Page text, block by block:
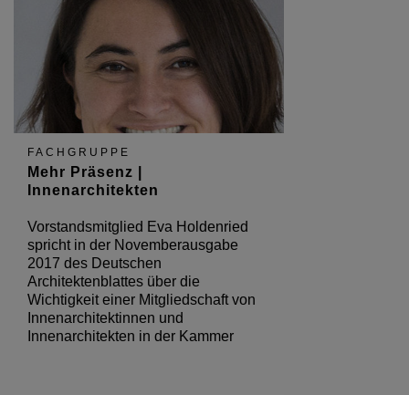
FACHGRUPPE
Mehr Präsenz |
Innenarchitekten
Vorstandsmitglied Eva Holdenried
spricht in der Novemberausgabe
2017 des Deutschen
Architektenblattes über die
Wichtigkeit einer Mitgliedschaft von
Innenarchitektinnen und
Innenarchitekten in der Kammer